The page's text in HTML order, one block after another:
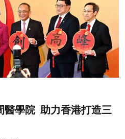
醫學院 助力香港打造三